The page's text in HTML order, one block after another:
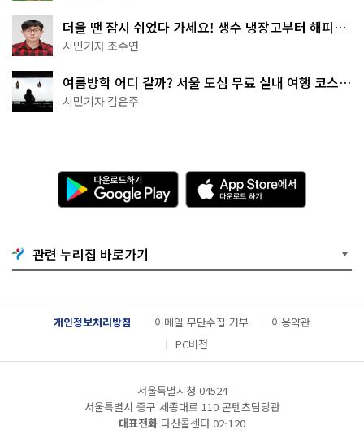
더울 땐 잠시 쉬었다 가세요! 생수 냉장고부터 해피소
·무더위쉼터까지
시민기자 조수연
여름방학 어디 갈까? 서울 도심 무료 실내 여행 코스
추천
시민기자 김은주
다
운
로
기
G
o
g
l
e
l
A
p
p
e
서
다
운
드
관련 누리집 바로가기
개인정보처리방침 이메일 무단수집 거부
이용약관
PC버전
서울특별시청 04524
서울특별시 중구 세종대로 110 콘텐츠담당관
대표전화 다산콜센터 02-120